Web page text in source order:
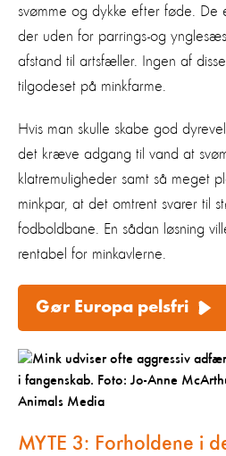
svømme og dykke efter føde. De
der uden for parrings-og
afstand til artsfæller. Ingen af
tilgodeset på minkfarme.
Hvis man skulle skabe god
det kræve adgang til vand at
klatremuligheder samt så meget
minkpar, at det omtrent svarer til
fodboldbane. En sådan løsning
rentabel for minkavlerne.
Gør Europa pelsfri
MYTE 3: Forholdene i